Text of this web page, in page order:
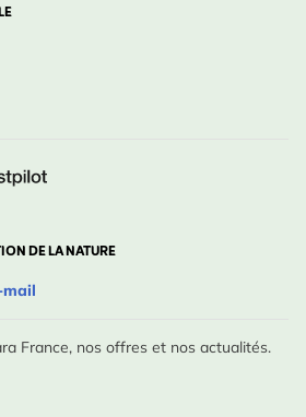
DE LA NATURE
mail
France, nos offres et nos actualités.